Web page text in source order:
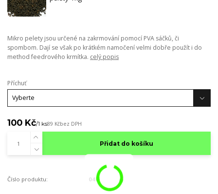
Mikro pelety jsou určené na zakrmování pomocí PVA sáčků, či
spombom. Dají se však po krátkém namočení velmi dobře použít i do
method feedrového krmítka. celý popis
Příchuť
100 Kč/1 ks89 Kčbez DPH
Přidat do košíku
Číslo produktu: 044